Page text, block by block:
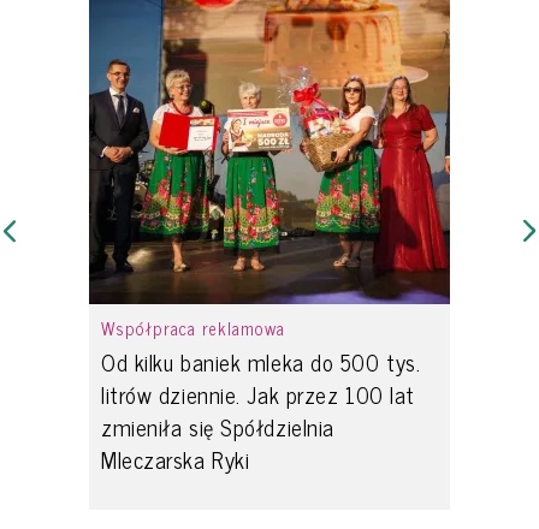
Współpraca reklamowa
Od kilku baniek mleka do 500 tys.
litrów dziennie. Jak przez 100 lat
zmieniła się Spółdzielnia
Mleczarska Ryki